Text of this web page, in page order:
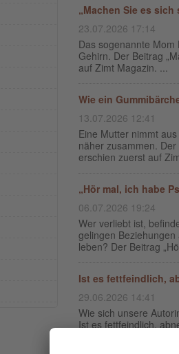
„Machen Sie es
23.07.2026 17:14
Das sogenannte
Gehirn. Der Beitrag
auf Zimt Magazin. ...
Wie ein
13.07.2026 12:41
Eine Mutter nimmt
näher zusammen.
erschien zuerst auf
„Hör mal, ich habe
06.07.2026 19:24
Wer verliebt ist,
gelingen
leben? Der Beitrag
Ist es fettfeindlich,
29.06.2026 14:41
Wie sich unsere
Ist es fettfeindlich,